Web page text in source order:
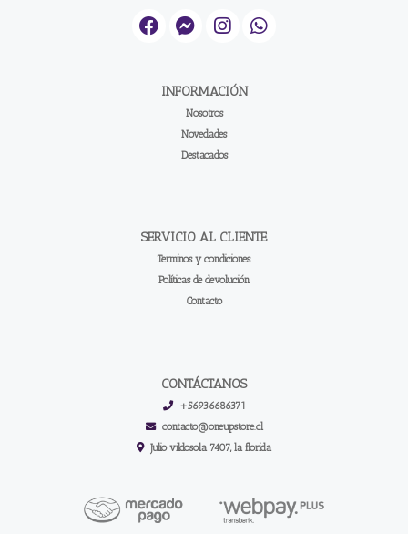
INFORMACIÓN
Nosotros
Novedades
Destacados
SERVICIO AL CLIENTE
Terminos y condiciones
Políticas de devolución
Contacto
CONTÁCTANOS
+56936686371
contacto@oneupstore.cl
Julio vildosola 7407, la florida